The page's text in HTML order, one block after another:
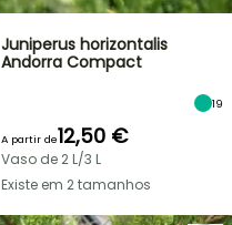
Juniperus horizontalis
Andorra Compact
19
A partir de12,50 €
Vaso de 2 L/3 L
Existe em 2 tamanhos